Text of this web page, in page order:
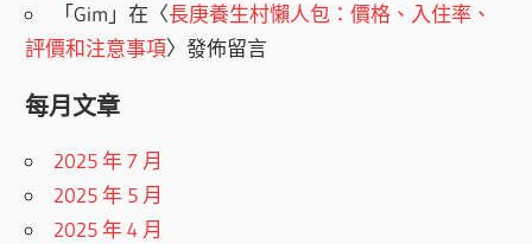
「Gim 」在〈長庚養生村懶人包：價格、入住率、
評價和注意事項〉發佈留言
每月文章
2025 年 7 月
2025 年 5 月
2025 年 4 月